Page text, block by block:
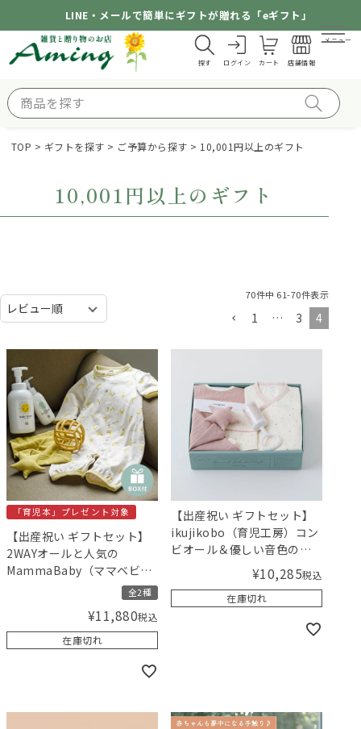
LINE・メールで簡単にギフトが贈れる「eギフト」
探す ログイン カート 店舗情報
メニュー
TOP ギフトを探す ご予算から探す 10,001円以上のギフト
10,001円以上のギフト
70件中 61-70件表示
1 … 3 4
「育児本」プレゼント対象
【出産祝い ギフトセット】
2WAYオールと人気の
MammaBaby（ママベビ
ー）ソープ＆ミルクローシ
ョンギフト 【ギフトボック
ス入り】／Amingオリジナ
ルセット
全2種
¥11,880税込
在庫切れ
【出産祝い ギフトセット】
ikujikobo（育児工房）コン
ビオール＆優しい音色のガ
ラガラセット（ピンク）
【ギフトボックス入り】／
Amingオリジナルセット
¥10,285税込
在庫切れ